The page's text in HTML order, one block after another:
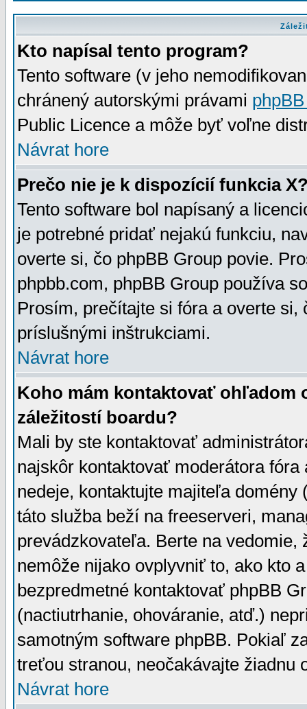
Kto napísal tento program?
Tento software (v jeho
chránený autorskými právami
Public Licence a môže byť voľne
Návrat hore
Prečo nie je k dispozícií funkcia
Tento software bol napísaný a
je potrebné pridať nejakú funkciu,
overte si, čo phpBB Group povie.
phpbb.com, phpBB Group používa
Prosím, prečítajte si fóra a overte
príslušnými inštrukciami.
Návrat hore
Koho mám kontaktovať ohľadom
záležitostí boardu?
Mali by ste kontaktovať
najskôr kontaktovať moderátora
nedeje, kontaktujte majiteľa
táto služba beží na freeserveri,
prevádzkovateľa. Berte na
nemôže nijako ovplyvniť to, ako kto
bezpredmetné kontaktovať phpBB
(nactiutrhanie, ohováranie, atď.)
samotným software phpBB. Pokiaľ
treťou stranou, neočakávajte žiadnu
Návrat hore